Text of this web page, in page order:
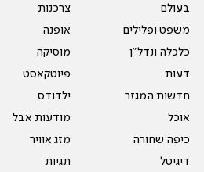
בעולם
משפט ופלילים
כלכלה ונדל"ן
דעות
חדשות המגזר
אוכל
כיפה שחורה
דיגיטל
צרכנות
אופנה
מוסיקה
פיוטקאסט
ילדודס
מודעות אבל
מזג אוויר
תגיות